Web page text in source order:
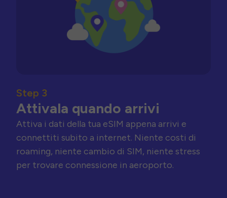
Step 3
Attivala quando arrivi
Attiva i dati della tua eSIM appena arrivi e
connettiti subito a internet. Niente costi di
roaming, niente cambio di SIM, niente stress
per trovare connessione in aeroporto.